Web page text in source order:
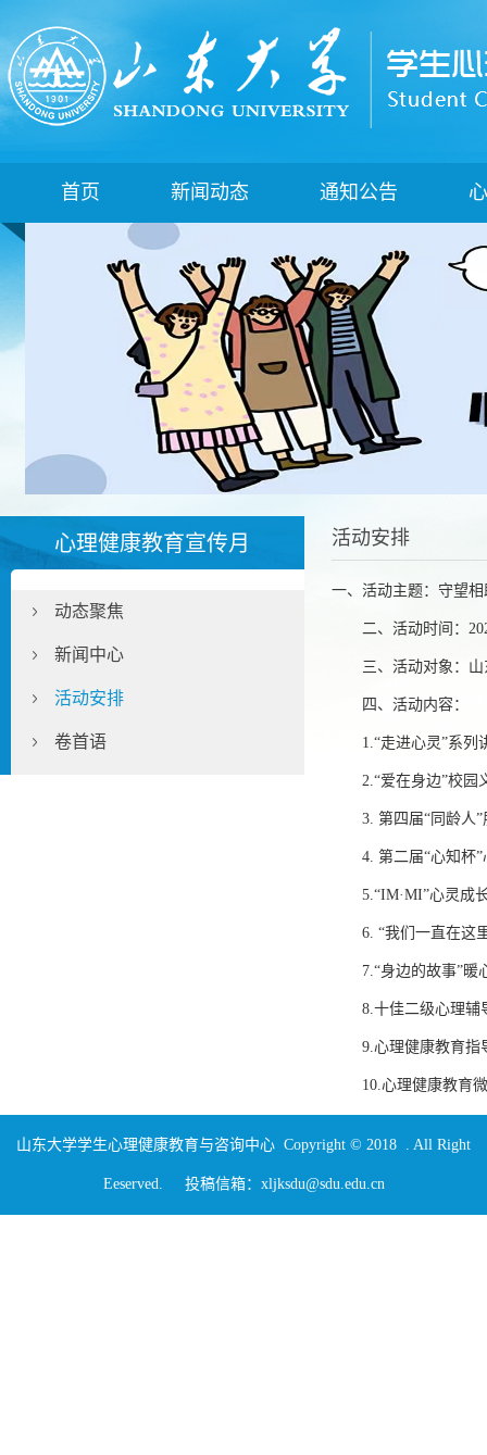
首页 新闻动态 通知公告
心理健康教育宣传月
动态聚焦
新闻中心
活动安排
卷首语
活动安排
一、活动主题：守望相
二、活动时间：
三、活动对象：
四、活动内容：
1.“走进心灵”系列
2.“爱在身边”校园
3. 第四届“同龄人
4. 第二届“心知杯
5.“IM·MI”心灵成
6. “我们一直在这
7.“身边的故事”暖
8.十佳二级心理辅
9.心理健康教育指
10.心理健康教育
山东大学学生心理健康教育与咨询中心 Copyright © 2018 . All Right
Eeserved. 投稿信箱：xljksdu@sdu.edu.cn